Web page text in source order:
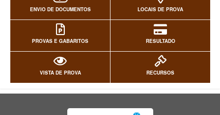
ENVIO DE DOCUMENTOS LOCAIS DE PROVA
PROVAS E GABARITOS RESULTADO
VISTA DE PROVA RECURSOS